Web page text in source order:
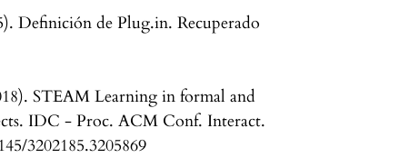
Definición de Plug.in. Recuperado
STEAM Learning in formal and
IDC - Proc. ACM Conf. Interact.
3202185.3205869